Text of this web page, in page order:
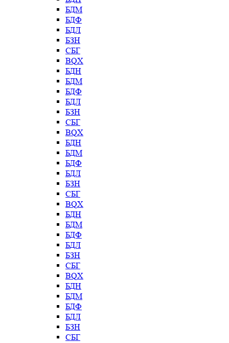
БДМ
БДФ
БДЛ
БЗН
СБГ
BQX
БДН
БДМ
БДФ
БДЛ
БЗН
СБГ
BQX
БДН
БДМ
БДФ
БДЛ
БЗН
СБГ
BQX
БДН
БДМ
БДФ
БДЛ
БЗН
СБГ
BQX
БДН
БДМ
БДФ
БДЛ
БЗН
СБГ